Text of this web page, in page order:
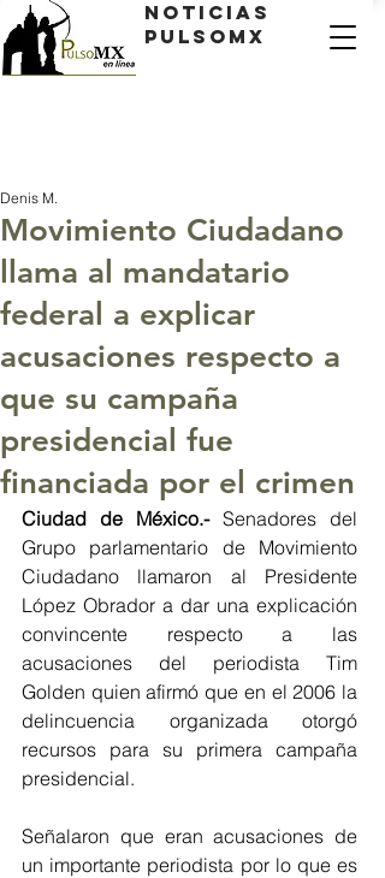
Noticias
PulsoMX
Movimiento Ciudadano
llama al mandatario
federal a explicar
acusaciones respecto a
que su campaña
presidencial fue
financiada por el crimen
Denis M.
Ciudad de México.- Senadores del
Grupo parlamentario de Movimiento
Ciudadano llamaron al Presidente
López Obrador a dar una explicación
convincente respecto a las
acusaciones del periodista Tim
Golden quien afirmó que en el 2006 la
delincuencia organizada otorgó
recursos para su primera campaña
presidencial.
Señalaron que eran acusaciones de
un importante periodista por lo que es